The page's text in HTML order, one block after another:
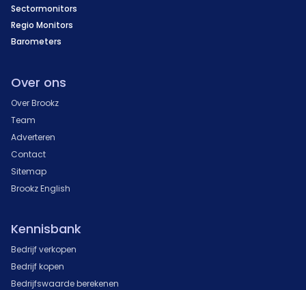
Sectormonitors
Regio Monitors
Barometers
Over ons
Over Brookz
Team
Adverteren
Contact
Sitemap
Brookz English
Kennisbank
Bedrijf verkopen
Bedrijf kopen
Bedrijfswaarde berekenen